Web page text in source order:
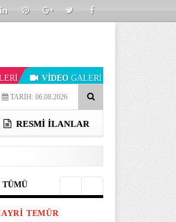
VİDEO GALERİ
TARİH: 06.08.2026
RESMI İLANLAR
TÜMÜ
TEMÜR